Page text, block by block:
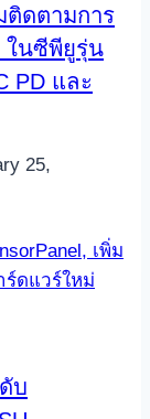
ติดตามการ
ในซีพียูรุ่น
PD และ
25,
บ